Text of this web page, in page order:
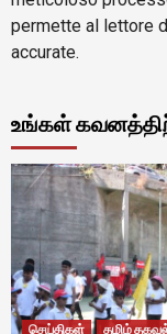
permette al lettore
accurate.
உங்கள்
செய்திகள்
தமிழ்